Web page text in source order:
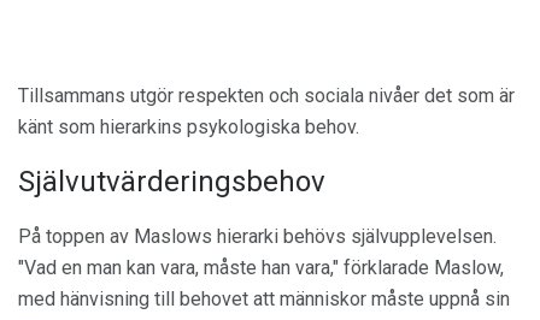
Tillsammans utgör respekten och sociala nivåer det som är
känt som hierarkins psykologiska behov.
Självutvärderingsbehov
På toppen av Maslows hierarki behövs självupplevelsen.
"Vad en man kan vara, måste han vara," förklarade Maslow,
med hänvisning till behovet att människor måste uppnå sin